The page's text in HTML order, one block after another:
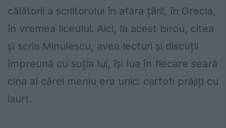
călătorii a scriitorului în afara țării, în Grecia,
în vremea liceului. Aici, la acest birou, citea
și scria Minulescu, avea lecturi și discuții
împreună cu soția lui, își lua în fiecare seară
cina al cărei meniu era unic: cartofi prăjiți cu
iaurt.